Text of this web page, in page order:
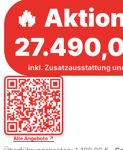
🔥
inkl. Zusatzausstattung
Alle Angebote ↗